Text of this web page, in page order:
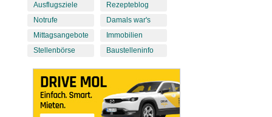
Ausflugsziele
Notrufe
Mittagsangebote
Stellenbörse
Rezepteblog
Damals war's
Immobilien
Baustelleninfo